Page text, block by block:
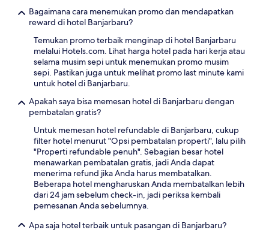
Bagaimana cara menemukan promo dan mendapatkan
reward di hotel Banjarbaru?
Temukan promo terbaik menginap di hotel Banjarbaru
melalui Hotels.com. Lihat harga hotel pada hari kerja atau
selama musim sepi untuk menemukan promo musim
sepi. Pastikan juga untuk melihat promo last minute kami
untuk hotel di Banjarbaru.
Apakah saya bisa memesan hotel di Banjarbaru dengan
pembatalan gratis?
Untuk memesan hotel refundable di Banjarbaru, cukup
filter hotel menurut "Opsi pembatalan properti", lalu pilih
"Properti refundable penuh". Sebagian besar hotel
menawarkan pembatalan gratis, jadi Anda dapat
menerima refund jika Anda harus membatalkan.
Beberapa hotel mengharuskan Anda membatalkan lebih
dari 24 jam sebelum check-in, jadi periksa kembali
pemesanan Anda sebelumnya.
Apa saja hotel terbaik untuk pasangan di Banjarbaru?